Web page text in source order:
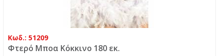
Κωδ.: 51209
Φτερό Μποα Κόκκινο 180 εκ.